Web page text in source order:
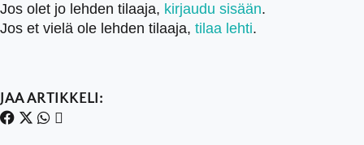
Jos olet jo lehden tilaaja, kirjaudu sisään.
Jos et vielä ole lehden tilaaja, tilaa lehti.
JAA ARTIKKELI: